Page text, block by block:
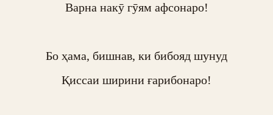
Варна накӯ гӯям афсонаро!
Бо ҳама, бишнав, ки бибояд шунуд
Қиссаи ширини ғарибонаро!